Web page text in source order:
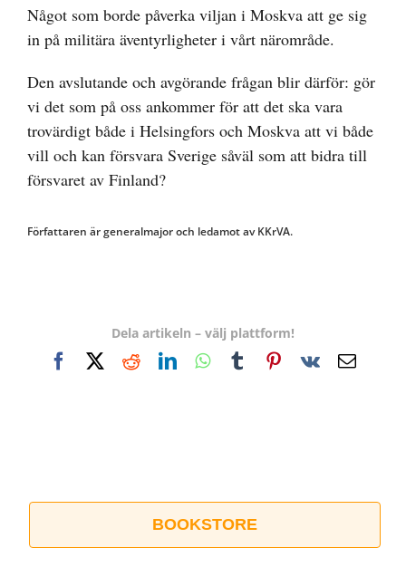
Något som borde påverka viljan i Moskva att ge sig
in på militära äventyrligheter i vårt närområde.
Den avslutande och avgörande frågan blir därför: gör
vi det som på oss ankommer för att det ska vara
trovärdigt både i Helsingfors och Moskva att vi både
vill och kan försvara Sverige såväl som att bidra till
försvaret av Finland?
Författaren är generalmajor och ledamot av KKrVA.
Dela artikeln – välj plattform!
FacebookRedditLinkedInWhatsApp
TumblrPinterest
Vk
E-
BOOKSTORE